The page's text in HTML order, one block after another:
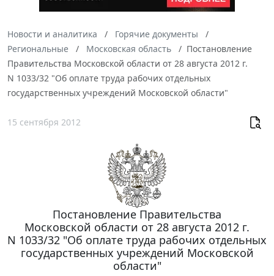
Новости и аналитика
Горячие документы
Региональные
Московская область
Постановление
Правительства Московской области от 28 августа 2012 г.
N 1033/32 "Об оплате труда рабочих отдельных
государственных учреждений Московской области"
15 сентября 2012
Постановление Правительства
Московской области от 28 августа 2012 г.
N 1033/32 "Об оплате труда рабочих отдельных
государственных учреждений Московской
области"